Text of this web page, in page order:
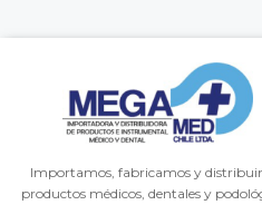
Importamos, fabricamos y
productos médicos, dentales y